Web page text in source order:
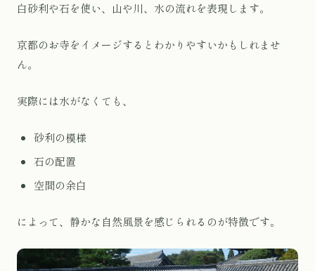
白砂利や石を使い、山や川、水の流れを表現します。
京都のお寺をイメージするとわかりやすいかもしれませ
ん。
実際には水がなくても、
砂利の模様
石の配置
空間の余白
によって、静かな自然風景を感じられるのが特徴です。